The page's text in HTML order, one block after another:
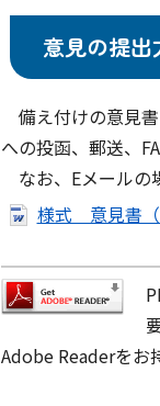
意見の提出
備え付けの意見
への投函、郵送、
なお、Eメールの
様式 意見書（
Adobe Readerをお